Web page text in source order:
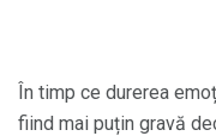
În timp ce durerea
fiind mai puțin gravă